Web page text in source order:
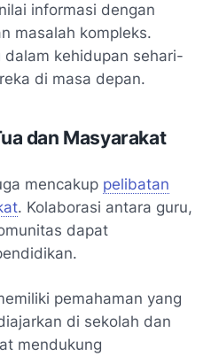
informasi dengan
masalah kompleks.
dalam kehidupan sehari-
di masa depan.
dan Masyarakat
mencakup pelibatan
. Kolaborasi antara guru,
dapat
pemahaman yang
di sekolah dan
mendukung